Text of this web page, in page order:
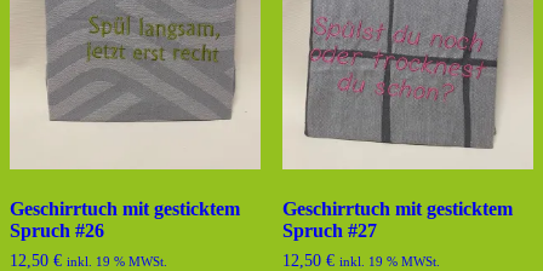
Geschirrtuch mit gesticktem
Spruch #26
12,50 € inkl. 19 % MWSt.
Geschirrtuch mit gesticktem
Spruch #27
12,50 € inkl. 19 % MWSt.